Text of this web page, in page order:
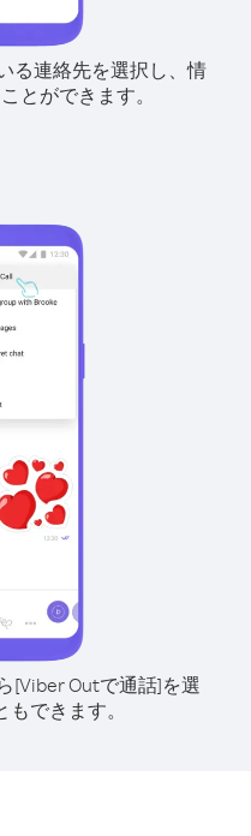
る連絡先を選択し、情
とができます。
[Viber Outで通話]を選
できます。